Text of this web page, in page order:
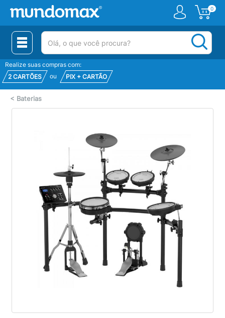
0
(pesquisar)
Realize suas compras com:
2 CARTÕES
ou PIX + CARTÃO
< Baterias